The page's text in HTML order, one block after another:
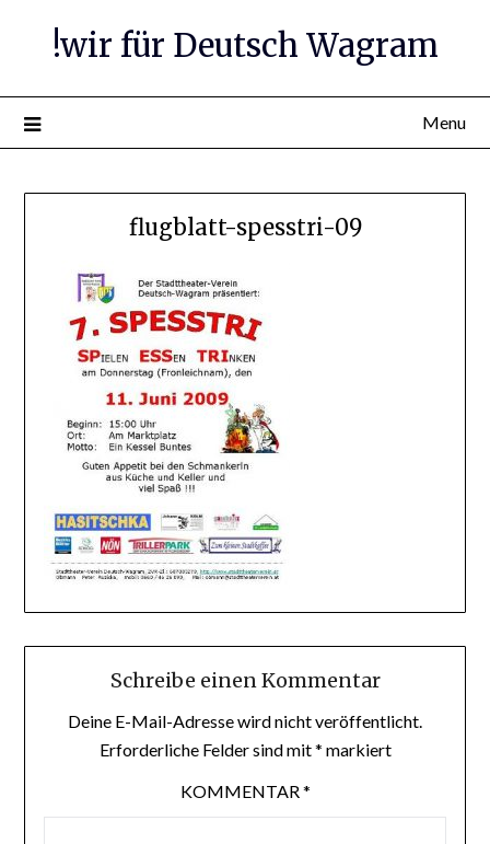
!wir für Deutsch Wagram
Menu
flugblatt-spesstri-09
Schreibe einen Kommentar
Deine E-Mail-Adresse wird nicht veröffentlicht.
Erforderliche Felder sind mit* markiert
KOMMENTAR*